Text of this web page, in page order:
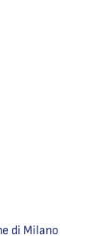
di Milano